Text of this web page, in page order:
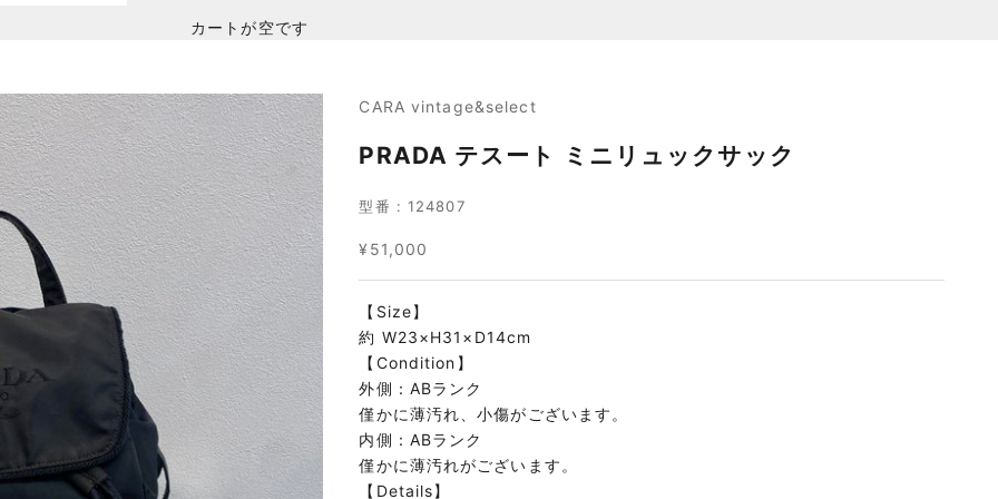
カートが空です
CARA vintage&select
PRADA テスート ミニリュックサック
型番 : 124807
セール価格
¥51,000
【Size】
約 W23×H31×D14cm
【Condition】
外側：ABランク
僅かに薄汚れ、小傷がございます。
内側：ABランク
僅かに薄汚れがございます。
【Details】